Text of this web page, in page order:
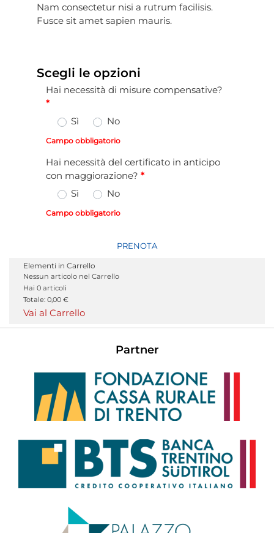
Nam consectetur nisi a rutrum facilisis.
Fusce sit amet sapien mauris.
Scegli le opzioni
Hai necessità di misure compensative?
Hai necessità di misure compensative?
*
Sì
No
Campo obbligatorio
Hai necessità del certificato in anticipo con
Hai necessità del certificato in anticipo
con maggiorazione? *
Sì
No
Campo obbligatorio
Quantità
PRENOTA
Elementi in Carrello
Nessun articolo nel Carrello
Hai 0articoli
Totale: 0,00 €
Vai al Carrello
Partner